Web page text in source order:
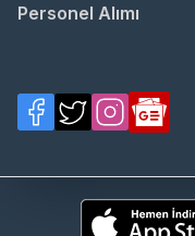
Personel Alımı